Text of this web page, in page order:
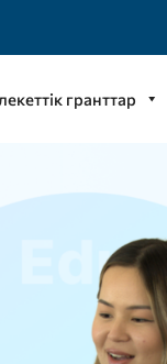
гранттар